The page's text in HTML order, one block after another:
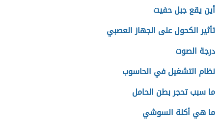
أين يقع جبل حفيت
تأثير الكحول على الجهاز العصبي
درجة الصوت
نظام التشغيل في الحاسوب
ما سبب تحجر بطن الحامل
ما هي أكلة السوشي